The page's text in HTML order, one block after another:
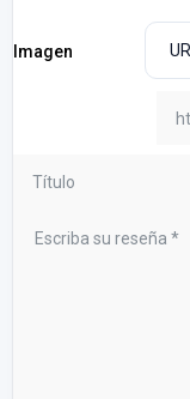
Imagen